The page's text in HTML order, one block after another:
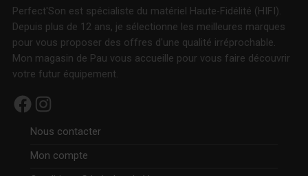
Perfect'Son est spécialiste du matériel Haute-Fidélité (HIFI).
Depuis plus de 12 ans, je sélectionne les meilleures marques
pour vous proposer des offres d'une qualité irréprochable.
Mon magasin de Pau vous accueille pour vous faire découvrir
votre futur équipement.
Facebook Instagram
Nous contacter
Mon compte